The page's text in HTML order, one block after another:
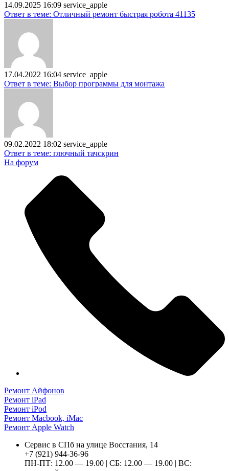
14.09.2025 16:09 service_apple
Ответ в теме: Отличный ремонт быстрая робота 41135
17.04.2022 16:04 service_apple
Ответ в теме: Выбор программы для монтажа
09.02.2022 18:02 service_apple
Ответ в теме: глючный тачскрин
На форум
Ремонт Айфонов
Ремонт iPad
Ремонт iPod
Ремонт Macbook, iMac
Ремонт Apple Watch
Сервис в СПб на улице Восстания, 14
+7 (921) 944-36-96
ПН-ПТ: 12.00 — 19.00 | СБ: 12.00 — 19.00 | ВС: